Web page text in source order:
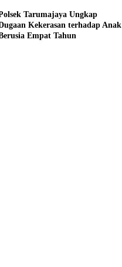
Tarumajaya Ungkap
Kekerasan terhadap Anak
Empat Tahun